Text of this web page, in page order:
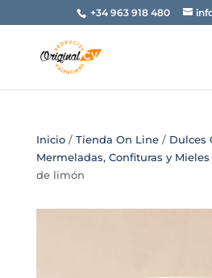
+34 963 918 480
Inicio/ Tienda On Line/ Dulces
Mermeladas, Confituras y Mieles
de limón